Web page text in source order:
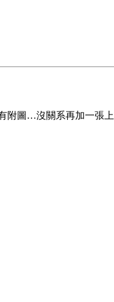
附圖…沒關系再加一張